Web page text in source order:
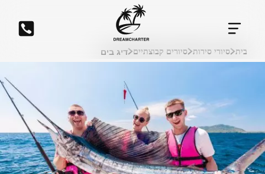
בית סיורי סירות סיורים קבוצתיים דיג בים